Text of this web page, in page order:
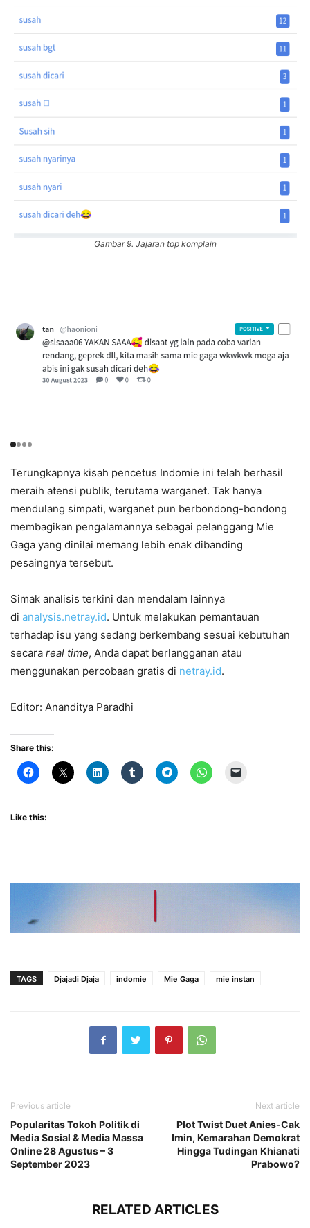
Gambar 9. Jajaran top komplain
Terungkapnya kisah pencetus Indomie ini telah berhasil
meraih atensi publik, terutama warganet. Tak hanya
mendulang simpati, warganet pun berbondong-bondong
membagikan pengalamannya sebagai pelanggang Mie
Gaga yang dinilai memang lebih enak dibanding
pesaingnya tersebut.
Simak analisis terkini dan mendalam lainnya
di analysis.netray.id. Untuk melakukan pemantauan
terhadap isu yang sedang berkembang sesuai kebutuhan
secara real time, Anda dapat berlangganan atau
menggunakan percobaan gratis di netray.id.
Editor: Ananditya Paradhi
Share this:
Like this:
TAGS Djajadi Djaja indomie Mie Gaga mie instan
Previous article
Popularitas Tokoh Politik di
Media Sosial & Media Massa
Online 28 Agustus – 3
September 2023
Next article
Plot Twist Duet Anies-Cak
Imin, Kemarahan Demokrat
Hingga Tudingan Khianati
Prabowo?
RELATED ARTICLES